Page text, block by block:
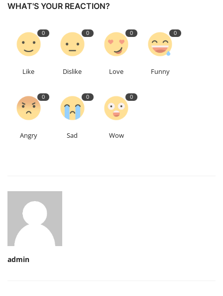
उत्तर प्रदेश
WHAT'S YOUR REACTION?
0
Like
0
Dislike
0
Love
0
Funny
0
Angry
0
Sad
0
Wow
admin